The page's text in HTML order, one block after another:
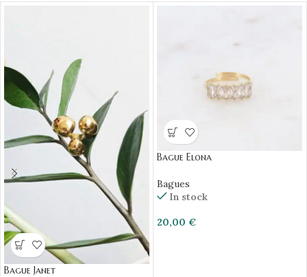
Bague Janet
Bague Elona
Bagues
In stock
20,00 €